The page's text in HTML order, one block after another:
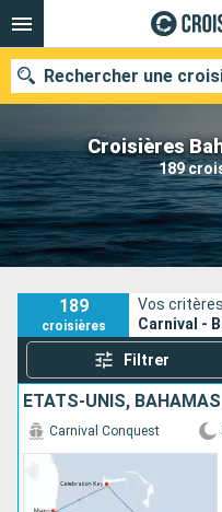
Croisières
189
Rechercher une
Nos destinations
Mois de départ
Ports
189
croisières
Vos
Carnival -
Filtrer
ÉTATS-UNIS, BAHAMAS
Carnival Conquest